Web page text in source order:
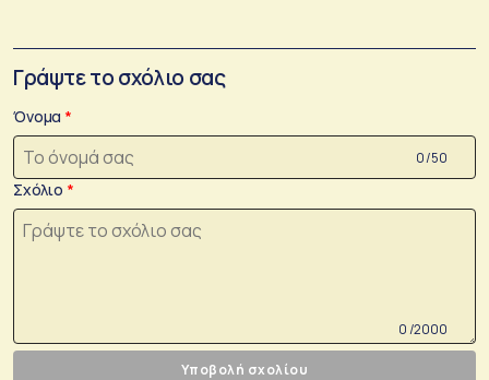
Γράψτε το σχόλιο σας
Όνομα
0 /50
Σχόλιο
0 /2000
Υποβολή σχολίου